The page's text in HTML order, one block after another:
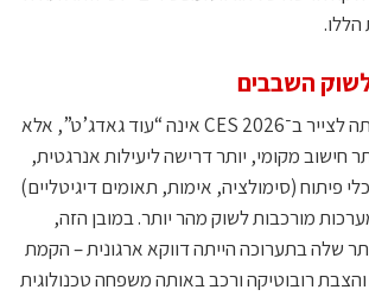
השבבים
התמונה ש־Arm ניסתה לצייר ב־CES 2026 אינה “עוד גאדג’ט”, אלא
חישוב מקומי, יותר דרישה ליעילות אנרגטית,
פיתוח (סימולציה, אימות, תאומים דיגיטליים)
מורכבות לשוק מהר יותר. במובן הזה,
שלה בתערוכה הייתה דווקא ארגונית – הקמת
חטיבת Physical AI והצבת רובוטיקה ורכב באותה משפחה טכנולוגית